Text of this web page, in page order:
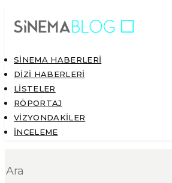
SINEMA HABERLERI
DIZI HABERLERI
LISTELER
RÖPORTAJ
VIZYONDAKILER
İNCELEME